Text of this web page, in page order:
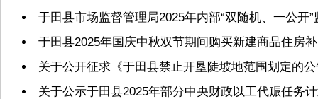
于田县市场监督管理局2025年内部“双随机、一公开
于田县2025年国庆中秋双节期间购买新建商品住房
关于公开征求《于田县禁止开垦陡坡地范围划定的
关于公示于田县2025年部分中央财政以工代赈任务